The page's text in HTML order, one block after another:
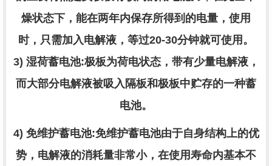
燥状态下，能在两年内保存所得到的电量，使用
时，只需加入电解液，等过20-30分钟就可使用。
3) 湿荷蓄电池:极板为荷电状态，带有少量电解液，
而大部分电解液被吸入隔板和极板中贮存的一种蓄
电池。
4) 免维护蓄电池:免维护蓄电池由于自身结构上的优
势，电解液的消耗量非常小，在使用寿命内基本不